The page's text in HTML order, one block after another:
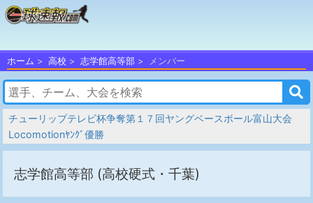
ホーム 高校 志学館高等部 メンバー
チューリップテレビ杯争奪第１７回ヤングベースボール富山大会
Locomotionﾔﾝｸﾞ優勝
志学館高等部 (高校硬式・千葉)